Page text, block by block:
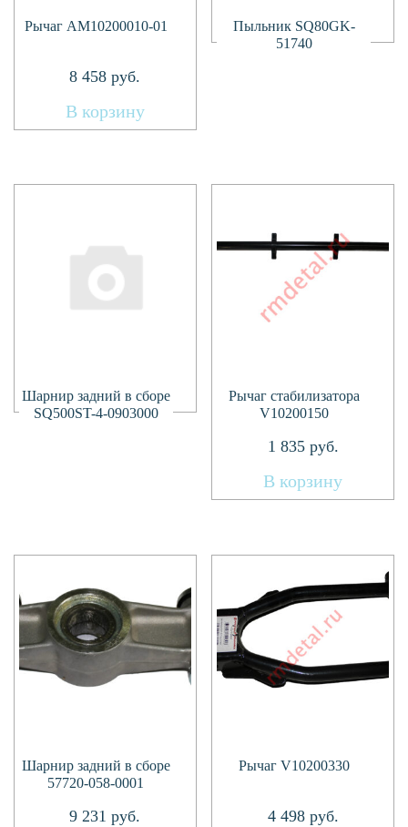
Рычаг AM10200010-01
8 458 руб.
В корзину
Пыльник SQ80GK-
51740
Подробнее
Шарнир задний в сборе
SQ500ST-4-0903000
Подробнее
Рычаг стабилизатора
V10200150
1 835руб.
В корзину
Шарнир задний в сборе
57720-058-0001
9 231 руб.
Рычаг V10200330
4 498руб.